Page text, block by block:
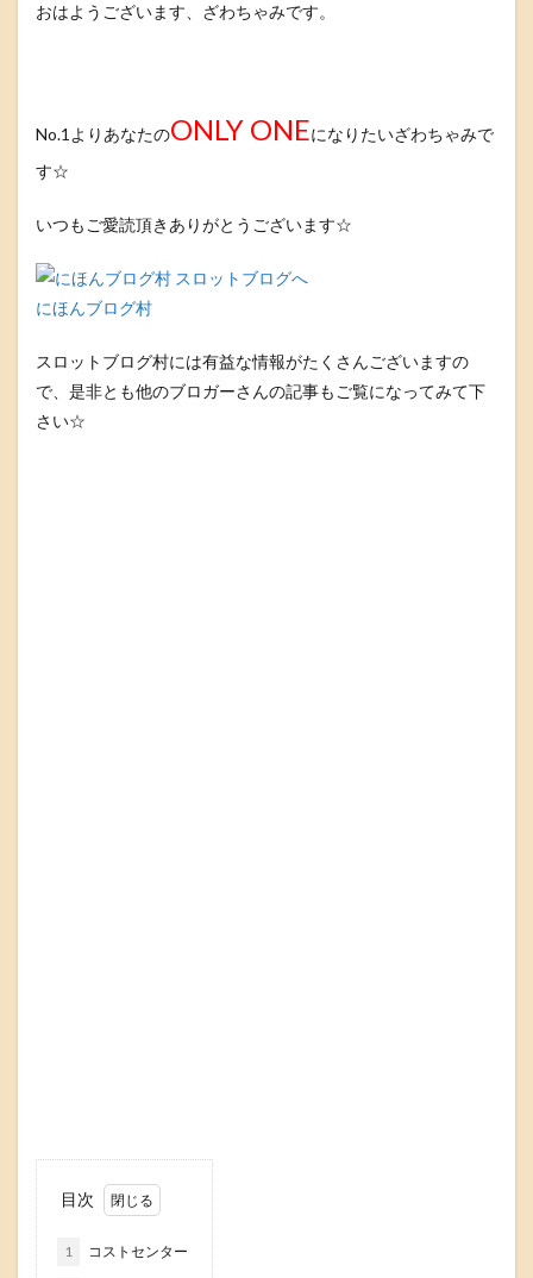
おはようございます、ざわちゃみです。
No.1よりあなたのONLY ONEになりたいざわちゃみで
す☆
いつもご愛読頂きありがとうございます☆
にほんブログ村
スロットブログ村には有益な情報がたくさんございますの
で、是非とも他のブロガーさんの記事もご覧になってみて下
さい☆
目次
1 コストセンター